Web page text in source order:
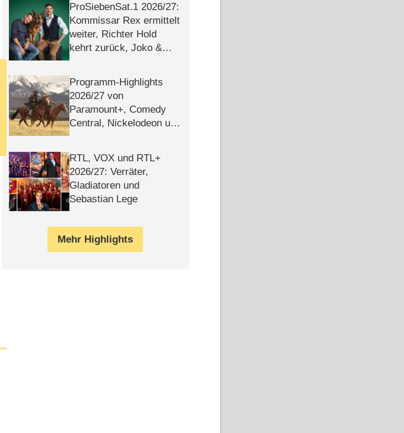
ProSiebenSat.1 2026/​27:
Kommissar Rex ermittelt
weiter, Richter Hold
kehrt zurück, Joko &
Programm-Highlights
2026/​27 von
Paramount+, Comedy
Central, Nickelodeon und
RTL, VOX und RTL+
2026/​27: Verräter,
Gladiatoren und
Sebastian Lege
Mehr Highlights